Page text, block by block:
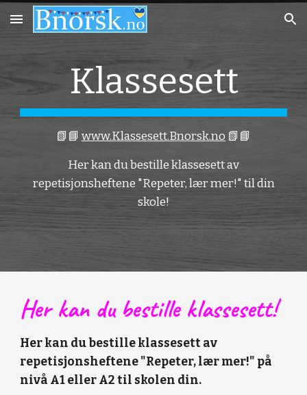
Skip to main content Skip to navigation
Klassesett
📗📘 www.Klassesett.Bnorsk.no 📗📘
Her kan du bestille klassesett av
repetisjonsheftene "Repeter, lær mer!" til din
skole!
Her kan du bestille klassesett!
Her kan du bestille klassesett av
repetisjonsheftene "Repeter, lær mer!" på
nivå A1 eller A2 til skolen din.